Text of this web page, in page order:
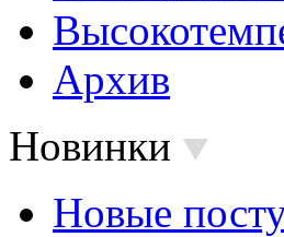
Архив
Новинки
Новые